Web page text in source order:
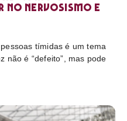
no nervosismo e
tímidas é um tema
não é “defeito”, mas pode